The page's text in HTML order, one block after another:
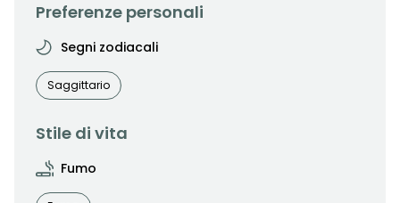
Preferenze personali
Segni zodiacali
Saggittario
Stile di vita
Fumo